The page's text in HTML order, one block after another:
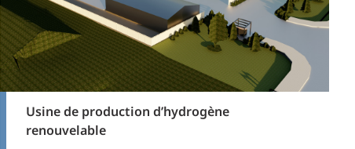
Usine de production d’hydrogène
renouvelable